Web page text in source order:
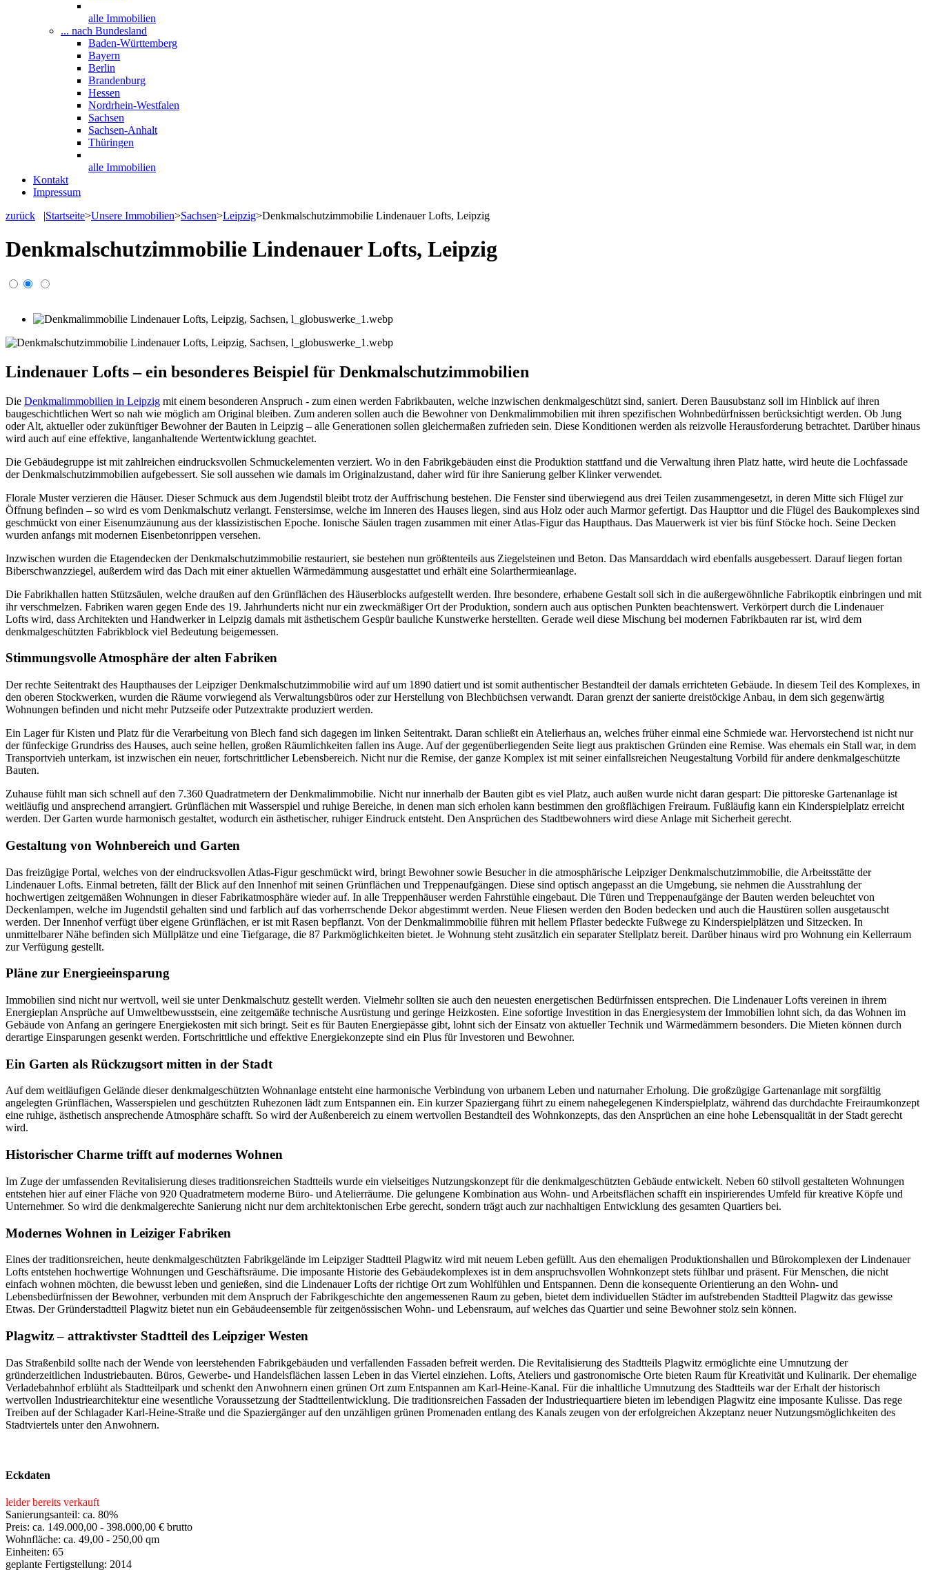
alle Immobilien
... nach Bundesland
Baden-Württemberg
Bayern
Berlin
Brandenburg
Hessen
Nordrhein-Westfalen
Sachsen
Sachsen-Anhalt
Thüringen
alle Immobilien
Kontakt
Impressum
zurück |Startseite>Unsere Immobilien>Sachsen>Leipzig>Denkmalschutzimmobilie Lindenauer Lofts, Leipzig
Denkmalschutzimmobilie Lindenauer Lofts, Leipzig
Lindenauer Lofts – ein besonderes Beispiel für Denkmalschutzimmobilien
Die Denkmalimmobilien in Leipzig mit einem besonderen Anspruch - zum einen werden Fabrikbauten, welche inzwischen denkmalgeschützt sind, saniert. Deren Bausubstanz soll im Hinblick auf ihren
baugeschichtlichen Wert so nah wie möglich am Original bleiben. Zum anderen sollen auch die Bewohner von Denkmalimmobilien mit ihren spezifischen Wohnbedürfnissen berücksichtigt werden. Ob Jung
oder Alt, aktueller oder zukünftiger Bewohner der Bauten in Leipzig – alle Generationen sollen gleichermaßen zufrieden sein. Diese Konditionen werden als reizvolle Herausforderung betrachtet. Darüber hinaus
wird auch auf eine effektive, langanhaltende Wertentwicklung geachtet.
Die Gebäudegruppe ist mit zahlreichen eindrucksvollen Schmuckelementen verziert. Wo in den Fabrikgebäuden einst die Produktion stattfand und die Verwaltung ihren Platz hatte, wird heute die Lochfassade
der Denkmalschutzimmobilien aufgebessert. Sie soll aussehen wie damals im Originalzustand, daher wird für ihre Sanierung gelber Klinker verwendet.
Florale Muster verzieren die Häuser. Dieser Schmuck aus dem Jugendstil bleibt trotz der Auffrischung bestehen. Die Fenster sind überwiegend aus drei Teilen zusammengesetzt, in deren Mitte sich Flügel zur
Öffnung befinden – so wird es vom Denkmalschutz verlangt. Fenstersimse, welche im Inneren des Hauses liegen, sind aus Holz oder auch Marmor gefertigt. Das Haupttor und die Flügel des Baukomplexes sind
geschmückt von einer Eisenumzäunung aus der klassizistischen Epoche. Ionische Säulen tragen zusammen mit einer Atlas-Figur das Haupthaus. Das Mauerwerk ist vier bis fünf Stöcke hoch. Seine Decken
wurden anfangs mit modernen Eisenbetonrippen versehen.
Inzwischen wurden die Etagendecken der Denkmalschutzimmobilie restauriert, sie bestehen nun größtenteils aus Ziegelsteinen und Beton. Das Mansarddach wird ebenfalls ausgebessert. Darauf liegen fortan
Biberschwanzziegel, außerdem wird das Dach mit einer aktuellen Wärmedämmung ausgestattet und erhält eine Solarthermieanlage.
Die Fabrikhallen hatten Stützsäulen, welche draußen auf den Grünflächen des Häuserblocks aufgestellt werden. Ihre besondere, erhabene Gestalt soll sich in die außergewöhnliche Fabrikoptik einbringen und mit
ihr verschmelzen. Fabriken waren gegen Ende des 19. Jahrhunderts nicht nur ein zweckmäßiger Ort der Produktion, sondern auch aus optischen Punkten beachtenswert. Verkörpert durch die Lindenauer
Lofts wird, dass Architekten und Handwerker in Leipzig damals mit ästhetischem Gespür bauliche Kunstwerke herstellten. Gerade weil diese Mischung bei modernen Fabrikbauten rar ist, wird dem
denkmalgeschützten Fabrikblock viel Bedeutung beigemessen.
Stimmungsvolle Atmosphäre der alten Fabriken
Der rechte Seitentrakt des Haupthauses der Leipziger Denkmalschutzimmobilie wird auf um 1890 datiert und ist somit authentischer Bestandteil der damals errichteten Gebäude. In diesem Teil des Komplexes, in
den oberen Stockwerken, wurden die Räume vorwiegend als Verwaltungsbüros oder zur Herstellung von Blechbüchsen verwandt. Daran grenzt der sanierte dreistöckige Anbau, in dem sich gegenwärtig
Wohnungen befinden und nicht mehr Putzseife oder Putzextrakte produziert werden.
Ein Lager für Kisten und Platz für die Verarbeitung von Blech fand sich dagegen im linken Seitentrakt. Daran schließt ein Atelierhaus an, welches früher einmal eine Schmiede war. Hervorstechend ist nicht nur
der fünfeckige Grundriss des Hauses, auch seine hellen, großen Räumlichkeiten fallen ins Auge. Auf der gegenüberliegenden Seite liegt aus praktischen Gründen eine Remise. Was ehemals ein Stall war, in dem
Transportvieh unterkam, ist inzwischen ein neuer, fortschrittlicher Lebensbereich. Nicht nur die Remise, der ganze Komplex ist mit seiner einfallsreichen Neugestaltung Vorbild für andere denkmalgeschützte
Bauten.
Zuhause fühlt man sich schnell auf den 7.360 Quadratmetern der Denkmalimmobilie. Nicht nur innerhalb der Bauten gibt es viel Platz, auch außen wurde nicht daran gespart: Die pittoreske Gartenanlage ist
weitläufig und ansprechend arrangiert. Grünflächen mit Wasserspiel und ruhige Bereiche, in denen man sich erholen kann bestimmen den großflächigen Freiraum. Fußläufig kann ein Kinderspielplatz erreicht
werden. Der Garten wurde harmonisch gestaltet, wodurch ein ästhetischer, ruhiger Eindruck entsteht. Den Ansprüchen des Stadtbewohners wird diese Anlage mit Sicherheit gerecht.
Gestaltung von Wohnbereich und Garten
Das freizügige Portal, welches von der eindrucksvollen Atlas-Figur geschmückt wird, bringt Bewohner sowie Besucher in die atmosphärische Leipziger Denkmalschutzimmobilie, die Arbeitsstätte der
Lindenauer Lofts. Einmal betreten, fällt der Blick auf den Innenhof mit seinen Grünflächen und Treppenaufgängen. Diese sind optisch angepasst an die Umgebung, sie nehmen die Ausstrahlung der
hochwertigen zeitgemäßen Wohnungen in dieser Fabrikatmosphäre wieder auf. In alle Treppenhäuser werden Fahrstühle eingebaut. Die Türen und Treppenaufgänge der Bauten werden beleuchtet von
Deckenlampen, welche im Jugendstil gehalten sind und farblich auf das vorherrschende Dekor abgestimmt werden. Neue Fliesen werden den Boden bedecken und auch die Haustüren sollen ausgetauscht
werden. Der Innenhof verfügt über eigene Grünflächen, er ist mit Rasen bepflanzt. Von der Denkmalimmobilie führen mit hellem Pflaster bedeckte Fußwege zu Kinderspielplätzen und Sitzecken. In
unmittelbarer Nähe befinden sich Müllplätze und eine Tiefgarage, die 87 Parkmöglichkeiten bietet. Je Wohnung steht zusätzlich ein separater Stellplatz bereit. Darüber hinaus wird pro Wohnung ein Kellerraum
zur Verfügung gestellt.
Pläne zur Energieeinsparung
Immobilien sind nicht nur wertvoll, weil sie unter Denkmalschutz gestellt werden. Vielmehr sollten sie auch den neuesten energetischen Bedürfnissen entsprechen. Die Lindenauer Lofts vereinen in ihrem
Energieplan Ansprüche auf Umweltbewusstsein, eine zeitgemäße technische Ausrüstung und geringe Heizkosten. Eine sofortige Investition in das Energiesystem der Immobilien lohnt sich, da das Wohnen im
Gebäude von Anfang an geringere Energiekosten mit sich bringt. Seit es für Bauten Energiepässe gibt, lohnt sich der Einsatz von aktueller Technik und Wärmedämmern besonders. Die Mieten können durch
derartige Einsparungen gesenkt werden. Fortschrittliche und effektive Energiekonzepte sind ein Plus für Investoren und Bewohner.
Ein Garten als Rückzugsort mitten in der Stadt
Auf dem weitläufigen Gelände dieser denkmalgeschützten Wohnanlage entsteht eine harmonische Verbindung von urbanem Leben und naturnaher Erholung. Die großzügige Gartenanlage mit sorgfältig
angelegten Grünflächen, Wasserspielen und geschützten Ruhezonen lädt zum Entspannen ein. Ein kurzer Spaziergang führt zu einem nahegelegenen Kinderspielplatz, während das durchdachte Freiraumkonzept
eine ruhige, ästhetisch ansprechende Atmosphäre schafft. So wird der Außenbereich zu einem wertvollen Bestandteil des Wohnkonzepts, das den Ansprüchen an eine hohe Lebensqualität in der Stadt gerecht
wird.
Historischer Charme trifft auf modernes Wohnen
Im Zuge der umfassenden Revitalisierung dieses traditionsreichen Stadtteils wurde ein vielseitiges Nutzungskonzept für die denkmalgeschützten Gebäude entwickelt. Neben 60 stilvoll gestalteten Wohnungen
entstehen hier auf einer Fläche von 920 Quadratmetern moderne Büro- und Atelierräume. Die gelungene Kombination aus Wohn- und Arbeitsflächen schafft ein inspirierendes Umfeld für kreative Köpfe und
Unternehmer. So wird die denkmalgerechte Sanierung nicht nur dem architektonischen Erbe gerecht, sondern trägt auch zur nachhaltigen Entwicklung des gesamten Quartiers bei.
Modernes Wohnen in Leiziger Fabriken
Eines der traditionsreichen, heute denkmalgeschützten Fabrikgelände im Leipziger Stadtteil Plagwitz wird mit neuem Leben gefüllt. Aus den ehemaligen Produktionshallen und Bürokomplexen der Lindenauer
Lofts entstehen hochwertige Wohnungen und Geschäftsräume. Die imposante Historie des Gebäudekomplexes ist in dem anspruchsvollen Wohnkonzept stets fühlbar und präsent. Für Menschen, die nicht
einfach wohnen möchten, die bewusst leben und genießen, sind die Lindenauer Lofts der richtige Ort zum Wohlfühlen und Entspannen. Denn die konsequente Orientierung an den Wohn- und
Lebensbedürfnissen der Bewohner, verbunden mit dem Anspruch der Fabrikgeschichte den angemessenen Raum zu geben, bietet dem individuellen Städter im aufstrebenden Stadtteil Plagwitz das gewisse
Etwas. Der Gründerstadtteil Plagwitz bietet nun ein Gebäudeensemble für zeitgenössischen Wohn- und Lebensraum, auf welches das Quartier und seine Bewohner stolz sein können.
Plagwitz – attraktivster Stadtteil des Leipziger Westen
Das Straßenbild sollte nach der Wende von leerstehenden Fabrikgebäuden und verfallenden Fassaden befreit werden. Die Revitalisierung des Stadtteils Plagwitz ermöglichte eine Umnutzung der
gründerzeitlichen Industriebauten. Büros, Gewerbe- und Handelsflächen lassen Leben in das Viertel einziehen. Lofts, Ateliers und gastronomische Orte bieten Raum für Kreativität und Kulinarik. Der ehemalige
Verladebahnhof erblüht als Stadtteilpark und schenkt den Anwohnern einen grünen Ort zum Entspannen am Karl-Heine-Kanal. Für die inhaltliche Umnutzung des Stadtteils war der Erhalt der historisch
wertvollen Industriearchitektur eine wesentliche Voraussetzung der Stadtteilentwicklung. Die traditionsreichen Fassaden der Industriequartiere bieten im lebendigen Plagwitz eine imposante Kulisse. Das rege
Treiben auf der Schlagader Karl-Heine-Straße und die Spaziergänger auf den unzähligen grünen Promenaden entlang des Kanals zeugen von der erfolgreichen Akzeptanz neuer Nutzungsmöglichkeiten des
Stadtviertels unter den Anwohnern.
Eckdaten
leider bereits verkauft
Sanierungsanteil: ca. 80%
Preis: ca. 149.000,00 - 398.000,00 € brutto
Wohnfläche: ca. 49,00 - 250,00 qm
Einheiten: 65
geplante Fertigstellung: 2014